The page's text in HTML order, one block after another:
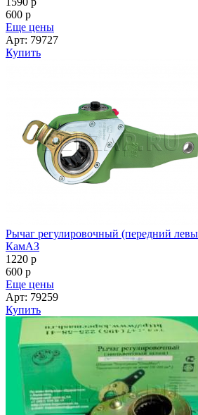
600 p
Еще цены
Арт: 79727
Купить
Рычаг регулировочный (передний
КамАЗ
1220 p
600 p
Еще цены
Арт: 79259
Купить